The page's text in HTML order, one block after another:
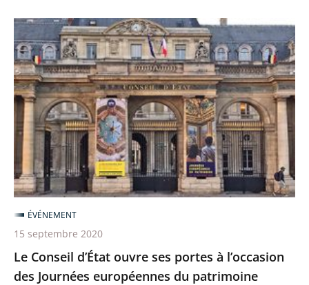
Le
Conseil
d’État
ouvre
ses
portes
à
l’occasion
des
Journées
européennes
du
patrimoine
Le Conseil d’État ouvre ses portes à l’occasion
des Journées européennes du patrimoine
ÉVÉNEMENT
15 septembre 2020